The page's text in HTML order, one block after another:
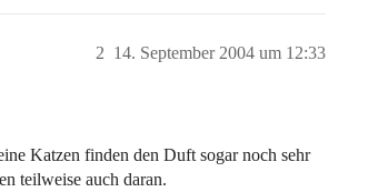
14. September 2004 um 12:33
2
Katzen finden den Duft sogar noch sehr
teilweise auch daran.